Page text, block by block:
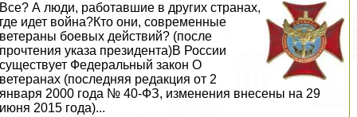
Все? А люди, работавшие в других странах,
где идет война?Кто они, современные
ветераны боевых действий? (после
прочтения указа президента)В России
существует Федеральный закон О
ветеранах (последняя редакция от 2
января 2000 года № 40-ФЗ, изменения внесены на 29
июня 2015 года)...